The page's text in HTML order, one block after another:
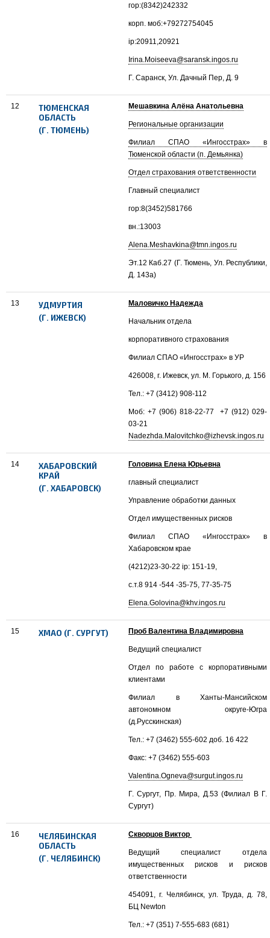
гор:(8342)242332
корп. моб:+79272754045
ip:20911,20921
Irina.Moiseeva@saransk.ingos.ru
Г. Саранск, Ул. Дачный Пер, Д. 9
12
ТЮМЕНСКАЯ
ОБЛАСТЬ
(Г. ТЮМЕНЬ)
Мешавкина Алёна Анатольевна
Региональные организации
Филиал СПАО «Ингосстрах» в
Тюменской области (п. Демьянка)
Отдел страхования ответственности
Главный специалист
гор:8(3452)581766
вн.:13003
Alena.Meshavkina@tmn.ingos.ru
Эт.12 Каб.27 (Г. Тюмень, Ул. Республики,
Д. 143а)
13
УДМУРТИЯ
(Г. ИЖЕВСК)
Маловичко Надежда
Начальник отдела
корпоративного страхования
Филиал СПАО «Ингосстрах» в УР
426008, г. Ижевск, ул. М. Горького, д. 156
Тел.: +7 (3412) 908-112
Моб: +7 (906) 818-22-77 +7 (912) 029-
03-21
Nadezhda.Malovitchko@izhevsk.ingos.ru
14
ХАБАРОВСКИЙ
КРАЙ
(Г. ХАБАРОВСК)
Головина Елена Юрьевна
главный специалист
Управление обработки данных
Отдел имущественных рисков
Филиал СПАО «Ингосстрах» в
Хабаровском крае
(4212)23-30-22 ip: 151-19,
с.т.8 914 -544 -35-75, 77-35-75
Elena.Golovina@khv.ingos.ru
15 ХМАО (Г. СУРГУТ) Проб Валентина Владимировна
Ведущий специалист
Отдел по работе с корпоративными
клиентами
Филиал в Ханты-Мансийском
автономном округе-Югра
(д.Русскинская)
Тел.: +7 (3462) 555-602 доб. 16 422
Факс: +7 (3462) 555-603
Valentina.Ogneva@surgut.ingos.ru
Г. Сургут, Пр. Мира, Д.53 (Филиал В Г.
Сургут)
16
ЧЕЛЯБИНСКАЯ
ОБЛАСТЬ
(Г. ЧЕЛЯБИНСК)
Скворцов Виктор
Ведущий специалист отдела
имущественных рисков и рисков
ответственности
454091, г. Челябинск, ул. Труда, д. 78,
БЦ Newton
Тел.: +7 (351) 7-555-683 (681)